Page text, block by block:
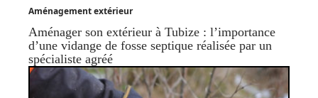
Aménagement extérieur
Aménager son extérieur à Tubize : l’importance
d’une vidange de fosse septique réalisée par un
spécialiste agréé